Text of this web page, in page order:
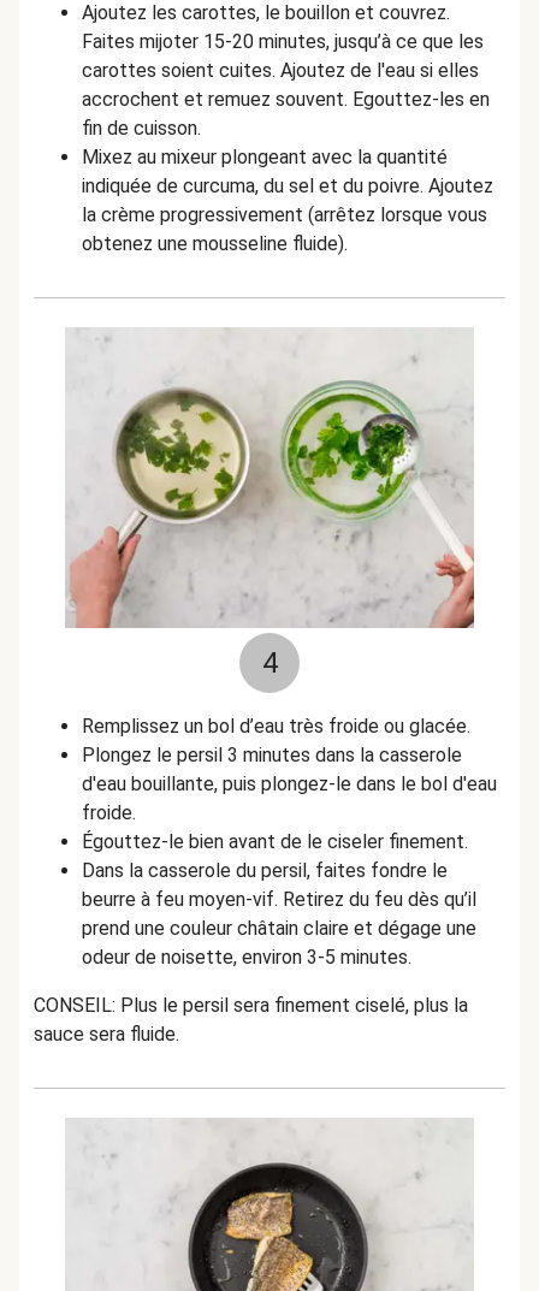
Ajoutez les carottes, le bouillon et couvrez.
Faites mijoter 15-20 minutes, jusqu’à ce que les
carottes soient cuites. Ajoutez de l'eau si elles
accrochent et remuez souvent. Egouttez-les en
fin de cuisson.
Mixez au mixeur plongeant avec la quantité
indiquée de curcuma, du sel et du poivre. Ajoutez
la crème progressivement (arrêtez lorsque vous
obtenez une mousseline fluide).
4
Remplissez un bol d’eau très froide ou glacée.
Plongez le persil 3 minutes dans la casserole
d'eau bouillante, puis plongez-le dans le bol d'eau
froide.
Égouttez-le bien avant de le ciseler finement.
Dans la casserole du persil, faites fondre le
beurre à feu moyen-vif. Retirez du feu dès qu’il
prend une couleur châtain claire et dégage une
odeur de noisette, environ 3-5 minutes.
CONSEIL: Plus le persil sera finement ciselé, plus la
sauce sera fluide.